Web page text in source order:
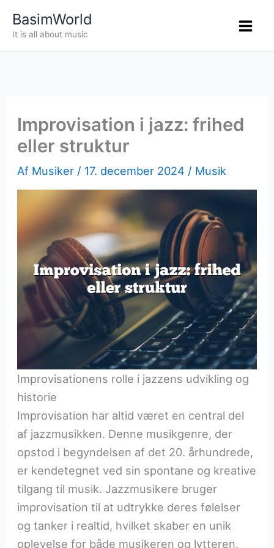
BasimWorld
It is all about music
Improvisation i jazz: frihed
eller struktur
Af Musiker / 17. december 2024 / Musik
Improvisationens rolle i jazzens udvikling og
historie
Improvisation har altid været en central del
af jazzmusikken. Denne musikgenre, der
opstod i begyndelsen af det 20. århundrede,
er kendetegnet ved sin spontane og kreative
tilgang til musik. Jazzmusikere bruger
improvisation til at udtrykke deres følelser
og tanker i realtid, hvilket skaber en unik
oplevelse for både musikeren og lytteren.